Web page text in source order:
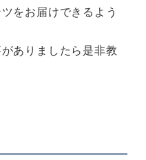
をお届けできるよう
ありましたら是非教